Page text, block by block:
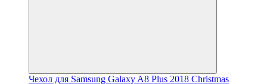
Чехол для Samsung Galaxy A8 Plus 2018 Christmas